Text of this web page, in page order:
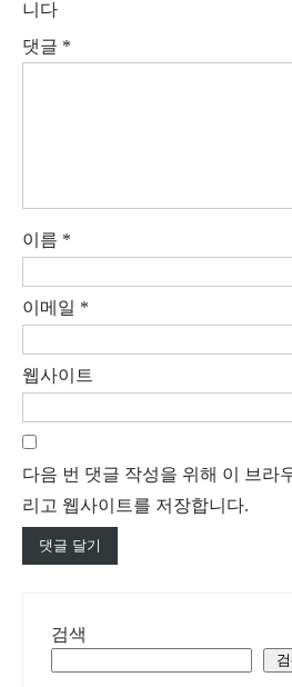
니다
댓글 *
이름 *
이메일 *
웹사이트
다음 번 댓글 작성을 위해 이 브라
리고 웹사이트를 저장합니다.
검색